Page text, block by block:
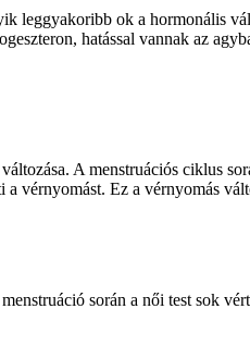
leggyakoribb ok a hormonális
hatással vannak az
A menstruációs ciklus
vérnyomást. Ez a vérnyomás
során a női test sok